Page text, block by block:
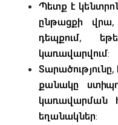
Պետք է
ընթացքի
դեպքում,
կառավարվում:
քանակը
կառավարման
եղանակներ: